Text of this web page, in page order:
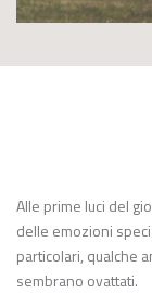
Alle prime luci del
delle emozioni
particolari, qualche
sembrano ovattati.